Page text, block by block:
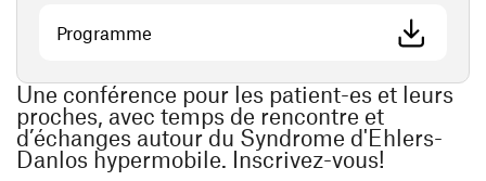
Programme
Une conférence pour les patient-es et leurs
proches, avec temps de rencontre et
d’échanges autour du Syndrome d'Ehlers-
Danlos hypermobile. Inscrivez-vous!